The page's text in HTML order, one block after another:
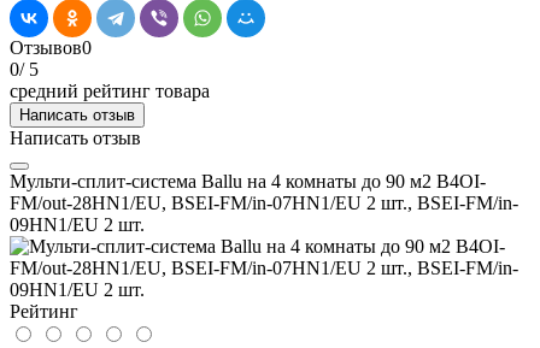
Отзывов0
0/ 5
средний рейтинг товара
Написать отзыв
Написать отзыв
Мульти-сплит-система Ballu на 4 комнаты до 90 м2 B4OI-
FM/out-28HN1/EU, BSEI-FM/in-07HN1/EU 2 шт., BSEI-FM/in-
09HN1/EU 2 шт.
Рейтинг